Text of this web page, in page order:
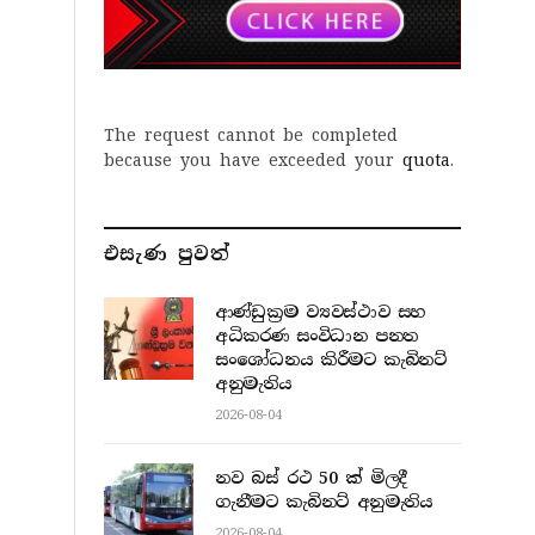
The request cannot be completed
because you have exceeded your quota.
එසැණ පුව​ත්
ආණ්ඩුක්‍රම ව්‍යවස්ථාව සහ
අධිකරණ සංවිධාන පනත
සංශෝධනය කිරීමට කැබිනට්
අනුමැතිය
2026-08-04
නව බස් රථ 50 ක් මිලදී
ගැනීමට කැබිනට් අනුමැතිය